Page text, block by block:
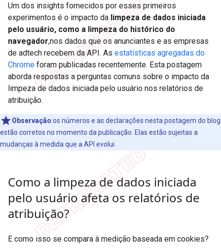
Um dos insights fornecidos por esses primeiros
experimentos é o impacto da limpeza de dados iniciada
pelo usuário, como a limpeza do histórico do
navegador,nos dados que os anunciantes e as empresas
de adtech recebem da API. As estatísticas agregadas do
Chrome foram publicadas recentemente. Esta postagem
aborda respostas a perguntas comuns sobre o impacto da
limpeza de dados iniciada pelo usuário nos relatórios de
atribuição.
Observação:os números e as declarações nesta postagem do blog
estão corretos no momento da publicação. Elas estão sujeitas a
mudanças à medida que a API evolui.
Como a limpeza de dados iniciada
pelo usuário afeta os relatórios de
atribuição?
E como isso se compara à medição baseada em cookies?